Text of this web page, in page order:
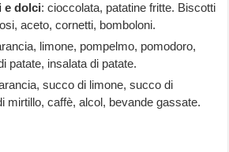
e dolci: cioccolata, patatine fritte. Biscotti
aceto, cornetti, bomboloni.
limone, pompelmo, pomodoro,
patate, insalata di patate.
succo di limone, succo di
mirtillo, caffè, alcol, bevande gassate.